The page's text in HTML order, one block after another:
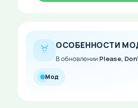
ОСОБЕННОСТИ
В обновлении Please,
Мод